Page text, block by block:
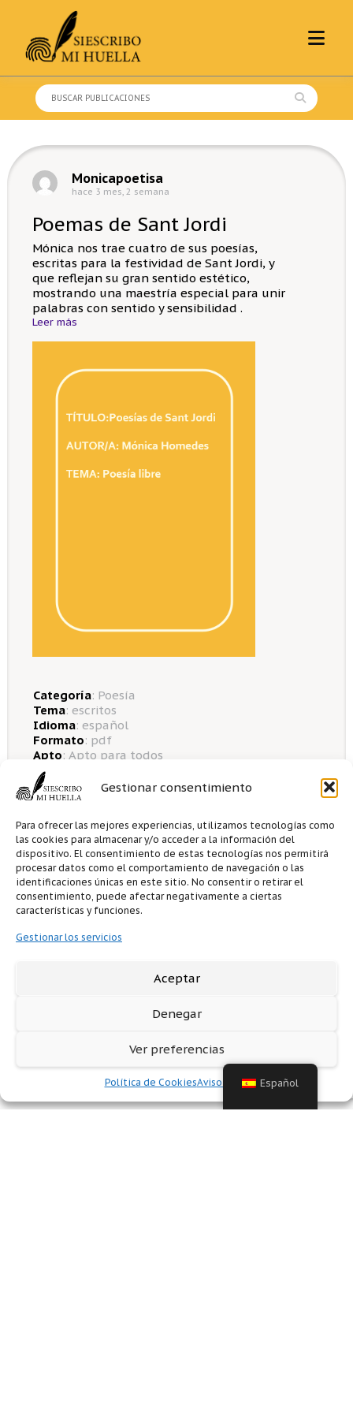
Gestionar consentimiento
Para ofrecer las mejores experiencias, utilizamos tecnologías como
las cookies para almacenar y/o acceder a la información del
dispositivo. El consentimiento de estas tecnologías nos permitirá
procesar datos como el comportamiento de navegación o las
identificaciones únicas en este sitio. No consentir o retirar el
consentimiento, puede afectar negativamente a ciertas
características y funciones.
Gestionar los servicios
Aceptar
Denegar
Ver preferencias
Política de CookiesAviso legal
content
Buscar:
Monicapoetisa
hace 3 mes, 2 semana
Poemas de Sant Jordi
Mónica nos trae cuatro de sus poesías,
escritas para la festividad de Sant Jordi, y
que reflejan su gran sentido estético,
mostrando una maestría especial para unir
palabras con sentido y sensibilidad .
Leer más
Categoría: Poesía
Tema: escritos
Idioma: español
Formato: pdf
Apto: Apto para todos
0 me gusta 0comentarios
Opciones para la venta
Para obtener el libro debe
Español